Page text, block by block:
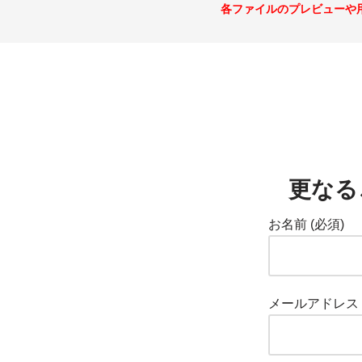
各ファイルのプレビューや
更な
お名前 (必須)
メールアドレス